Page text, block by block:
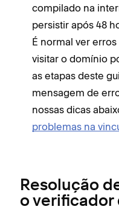
compilado na
persistir após 48
É normal ver
visitar o domínio
as etapas deste
mensagem de
nossas dicas
problemas na
Resolução
o verificador